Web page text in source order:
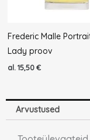
Frederic Malle
Lady proov
al.15,50€
Arvustused